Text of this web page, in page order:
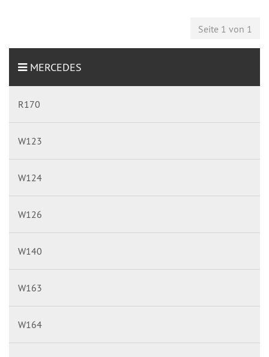
Seite 1 von 1
MERCEDES
R170
W123
W124
W126
W140
W163
W164